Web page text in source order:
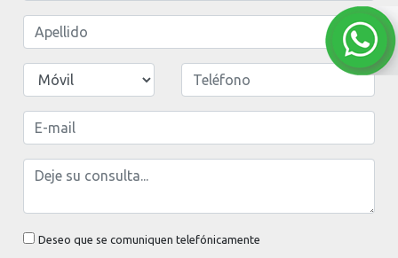
Deseo que se comuniquen telefónicamente